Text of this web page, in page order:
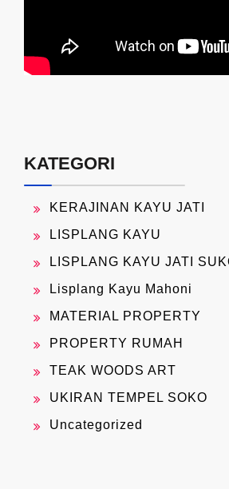
KATEGORI
KERAJINAN KAYU JATI
LISPLANG KAYU
LISPLANG KAYU JATI
Lisplang Kayu Mahoni
MATERIAL PROPERTY
PROPERTY RUMAH
TEAK WOODS ART
UKIRAN TEMPEL SOKO
Uncategorized